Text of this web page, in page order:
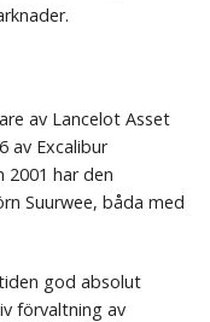
av Lancelot Asset
av Excalibur
2001 har den
Suurwee, båda med
god absolut
förvaltning av